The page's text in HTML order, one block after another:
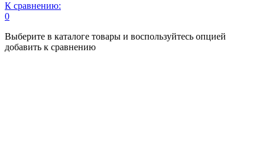
К сравнению:
0
Выберите в каталоге товары и воспользуйтесь опцией
добавить к сравнению